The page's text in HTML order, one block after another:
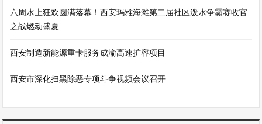
六周水上狂欢圆满落幕！西安玛雅海滩第二届社区泼水争霸赛收官
之战燃动盛夏
西安制造新能源重卡服务成渝高速扩容项目
西安市深化扫黑除恶专项斗争视频会议召开